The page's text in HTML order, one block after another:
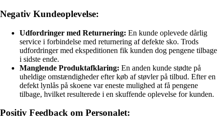
Negativ Kundeoplevelse:
Udfordringer med Returnering: En kunde oplevede dårlig
service i forbindelse med returnering af defekte sko. Trods
udfordringer med ekspeditionen fik kunden dog pengene tilbage
i sidste ende.
Manglende Produktafklaring: En anden kunde stødte på
uheldige omstændigheder efter køb af støvler på tilbud. Efter en
defekt lynlås på skoene var eneste mulighed at få pengene
tilbage, hvilket resulterede i en skuffende oplevelse for kunden.
Positiv Feedback om Personalet: